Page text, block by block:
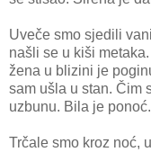
Uveče smo sjedili
našli se u kiši
žena u blizini je
sam ušla u stan. Čim
uzbunu. Bila je
Trčale smo kroz noć,